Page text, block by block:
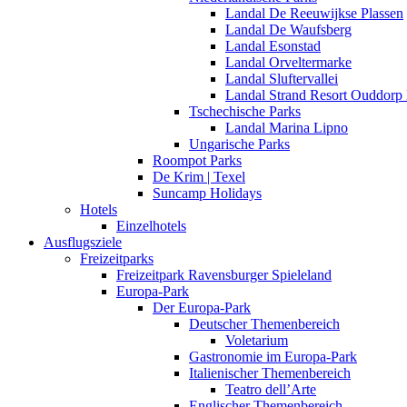
Landal De Reeuwijkse Plassen
Landal De Waufsberg
Landal Esonstad
Landal Orveltermarke
Landal Sluftervallei
Landal Strand Resort
Tschechische Parks
Landal Marina Lipno
Ungarische Parks
Roompot Parks
De Krim | Texel
Suncamp Holidays
Hotels
Einzelhotels
Ausflugsziele
Freizeitparks
Freizeitpark Ravensburger Spieleland
Europa-Park
Der Europa-Park
Deutscher Themenbereich
Voletarium
Gastronomie im Europa-Park
Italienischer Themenbereich
Teatro dell’Arte